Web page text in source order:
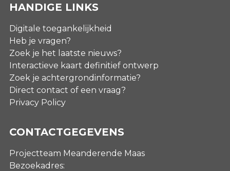
HANDIGE LINKS
Digitale toegankelijkheid
Heb je vragen?
Zoek je het laatste nieuws?
Interactieve kaart definitief ontwerp
Zoek je achtergrondinformatie?
Direct contact of een vraag?
Privacy Policy
CONTACTGEGEVENS
Projectteam Meanderende Maas
Bezoekadres: